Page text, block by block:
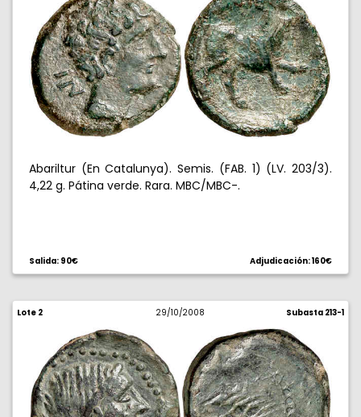
Abariltur (En Catalunya). Semis. (FAB. 1) (LV. 203/3).
4,22 g. Pátina verde. Rara. MBC/MBC-.
Salida: 90€ Adjudicación: 160€
Lote 2 29/10/2008 Subasta 213-1